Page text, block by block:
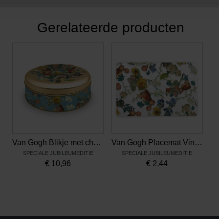
Gerelateerde producten
Van Gogh Blikje met chocolade Vincents bloemen
SPECIALE JUBILEUMEDITIE
€ 10,96
Van Gogh Placemat Vincents bloemen
SPECIALE JUBILEUMEDITIE
€ 2,44